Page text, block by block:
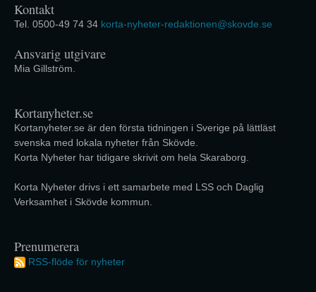
Kontakt
Tel. 0500-49 74 34 korta-nyheter-redaktionen@skovde.se
Ansvarig utgivare
Mia Gillström.
Kortanyheter.se
Kortanyheter.se är den första tidningen i Sverige på lättläst
svenska med lokala nyheter från Skövde.
Korta Nyheter har tidigare skrivit om hela Skaraborg.
Korta Nyheter drivs i ett samarbete med LSS och Daglig
Verksamhet i Skövde kommun.
Prenumerera
RSS-flöde för nyheter